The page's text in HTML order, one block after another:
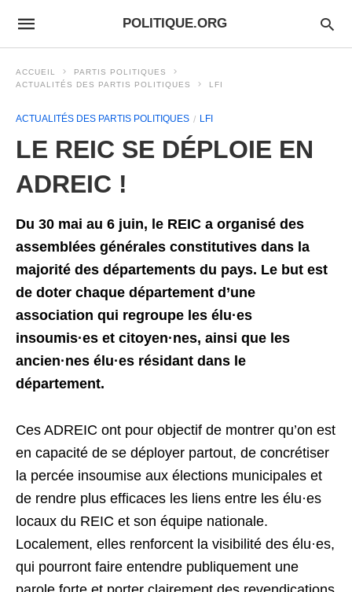
POLITIQUE.ORG
ACCUEIL
PARTIS POLITIQUES
ACTUALITÉS DES PARTIS POLITIQUES
LFI
ACTUALITÉS DES PARTIS POLITIQUES LFI
LE REIC SE DÉPLOIE EN
ADREIC !
Du 30 mai au 6 juin, le REIC a organisé des
assemblées générales constitutives dans la
majorité des départements du pays. Le but est
de doter chaque département d’une
association qui regroupe les élu·es
insoumis·es et citoyen·nes, ainsi que les
ancien·nes élu·es résidant dans le
département.
Ces ADREIC ont pour objectif de montrer qu’on est
en capacité de se déployer partout, de concrétiser
la percée insoumise aux élections municipales et
de rendre plus efficaces les liens entre les élu·es
locaux du REIC et son équipe nationale.
Localement, elles renforcent la visibilité des élu·es,
qui pourront faire entendre publiquement une